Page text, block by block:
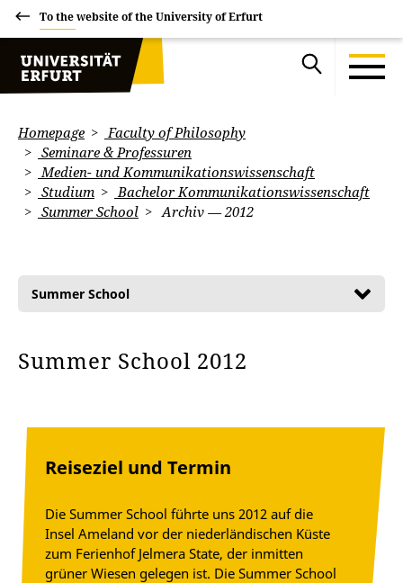
To the website of the University of Erfurt
Homepage
Faculty of Philosophy
Seminare & Professuren
Medien- und Kommunikationswissenschaft
Studium
Bachelor Kommunikationswissenschaft
Summer School
Archiv — 2012
Summer School
Summer School 2012
Reiseziel und Termin
Die Summer School führte uns 2012 auf die
Insel Ameland vor der niederländischen Küste
zum Ferienhof Jelmera State, der inmitten
grüner Wiesen gelegen ist. Die Summer School